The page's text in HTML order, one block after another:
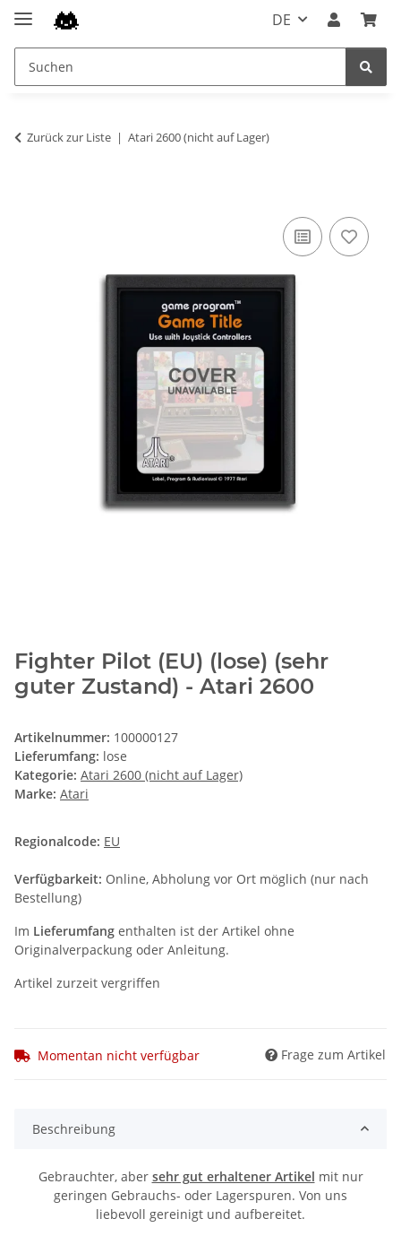
DE
Zurück zur Liste Atari 2600 (nicht auf Lager)
Fighter Pilot (EU) (lose) (sehr
guter Zustand) - Atari 2600
Artikelnummer: 100000127
Lieferumfang: lose
Kategorie: Atari 2600 (nicht auf Lager)
Marke: Atari
Regionalcode: EU
Verfügbarkeit: Online, Abholung vor Ort möglich (nur nach
Bestellung)
Im Lieferumfang enthalten ist der Artikel ohne
Originalverpackung oder Anleitung.
Artikel zurzeit vergriffen
Momentan nicht verfügbar Frage zum Artikel
Beschreibung
Gebrauchter, aber sehr gut erhaltener Artikel mit nur
geringen Gebrauchs- oder Lagerspuren. Von uns
liebevoll gereinigt und aufbereitet.